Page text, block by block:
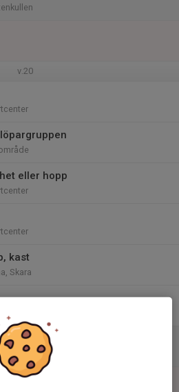
v.20
eller hopp
kast
Skara